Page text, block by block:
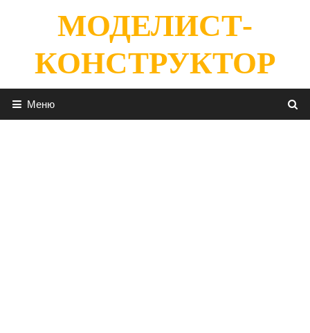
содержимомуМОДЕЛИСТ-
КОНСТРУКТОР
Меню